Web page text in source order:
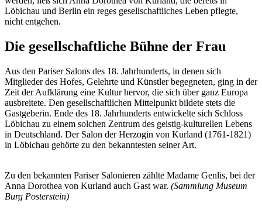
Löbichau und Berlin ein reges gesellschaftliches Leben pflegte,
nicht entgehen.
Die gesellschaftliche Bühne der Frau
Aus den Pariser Salons des 18. Jahrhunderts, in denen sich
Mitglieder des Hofes, Gelehrte und Künstler begegneten, ging in der
Zeit der Aufklärung eine Kultur hervor, die sich über ganz Europa
ausbreitete. Den gesellschaftlichen Mittelpunkt bildete stets die
Gastgeberin. Ende des 18. Jahrhunderts entwickelte sich Schloss
Löbichau zu einem solchen Zentrum des geistig-kulturellen Lebens
in Deutschland. Der Salon der Herzogin von Kurland (1761-1821)
in Löbichau gehörte zu den bekanntesten seiner Art.
Zu den bekannten Pariser Salonieren zählte Madame Genlis, bei der
Anna Dorothea von Kurland auch Gast war. (Sammlung Museum
Burg Posterstein)